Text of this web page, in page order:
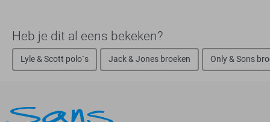
Heb je dit al eens bekeken?
Lyle & Scott polo`s Jack & Jones broeken Only & Sons